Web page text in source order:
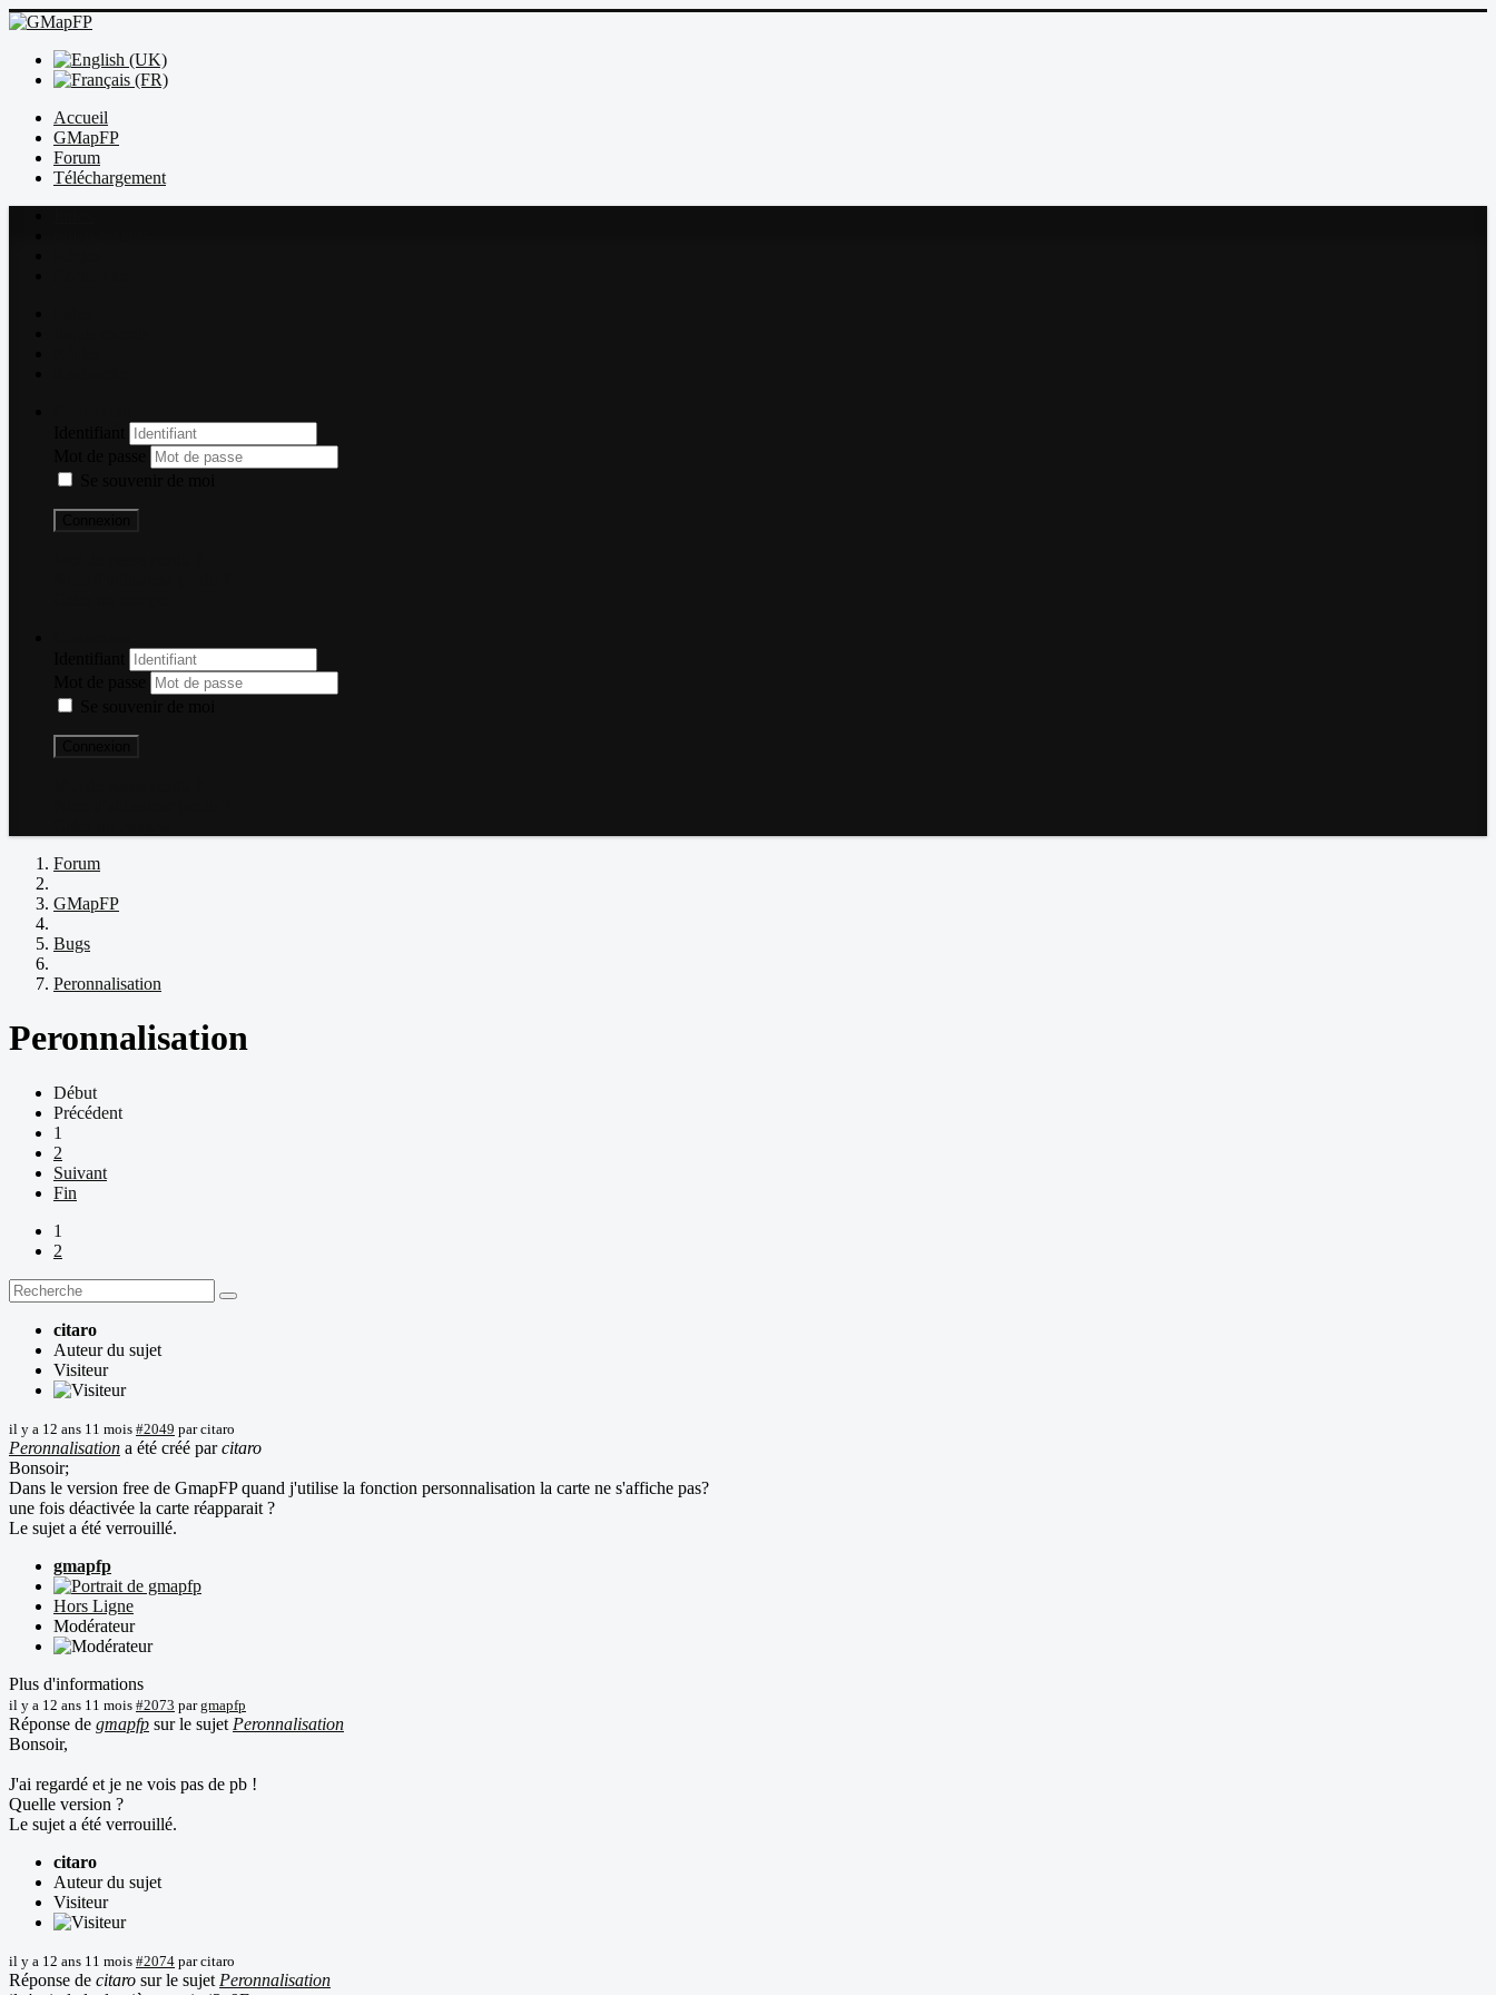
Accueil
GMapFP
Forum
Téléchargement
Forum
GMapFP
Bugs
Peronnalisation
Peronnalisation
Début
Précédent
1
2
Suivant
Fin
1
2
citaro
Auteur du sujet
Visiteur
il y a 12 ans 11 mois #2049 parcitaro
Peronnalisation a été créé parcitaro
Bonsoir;
Dans le version free de GmapFP quand j'utilise la fonction personnalisation la carte ne s'affiche pas?
une fois déactivée la carte réapparait ?
Le sujet a été verrouillé.
gmapfp
Hors Ligne
Modérateur
Plus d'informations
il y a 12 ans 11 mois #2073 pargmapfp
Réponse de gmapfp sur le sujet Peronnalisation
Bonsoir,
J'ai regardé et je ne vois pas de pb !
Quelle version ?
Le sujet a été verrouillé.
citaro
Auteur du sujet
Visiteur
il y a 12 ans 11 mois #2074 parcitaro
Réponse de citaro sur le sujet Peronnalisation